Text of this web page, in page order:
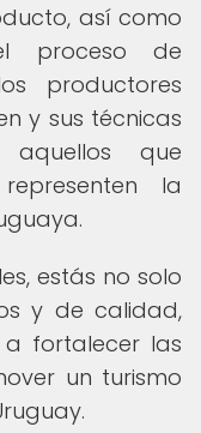
así como
proceso de
productores
y sus técnicas
que
la
estás no solo
y de calidad,
a fortalecer las
un turismo